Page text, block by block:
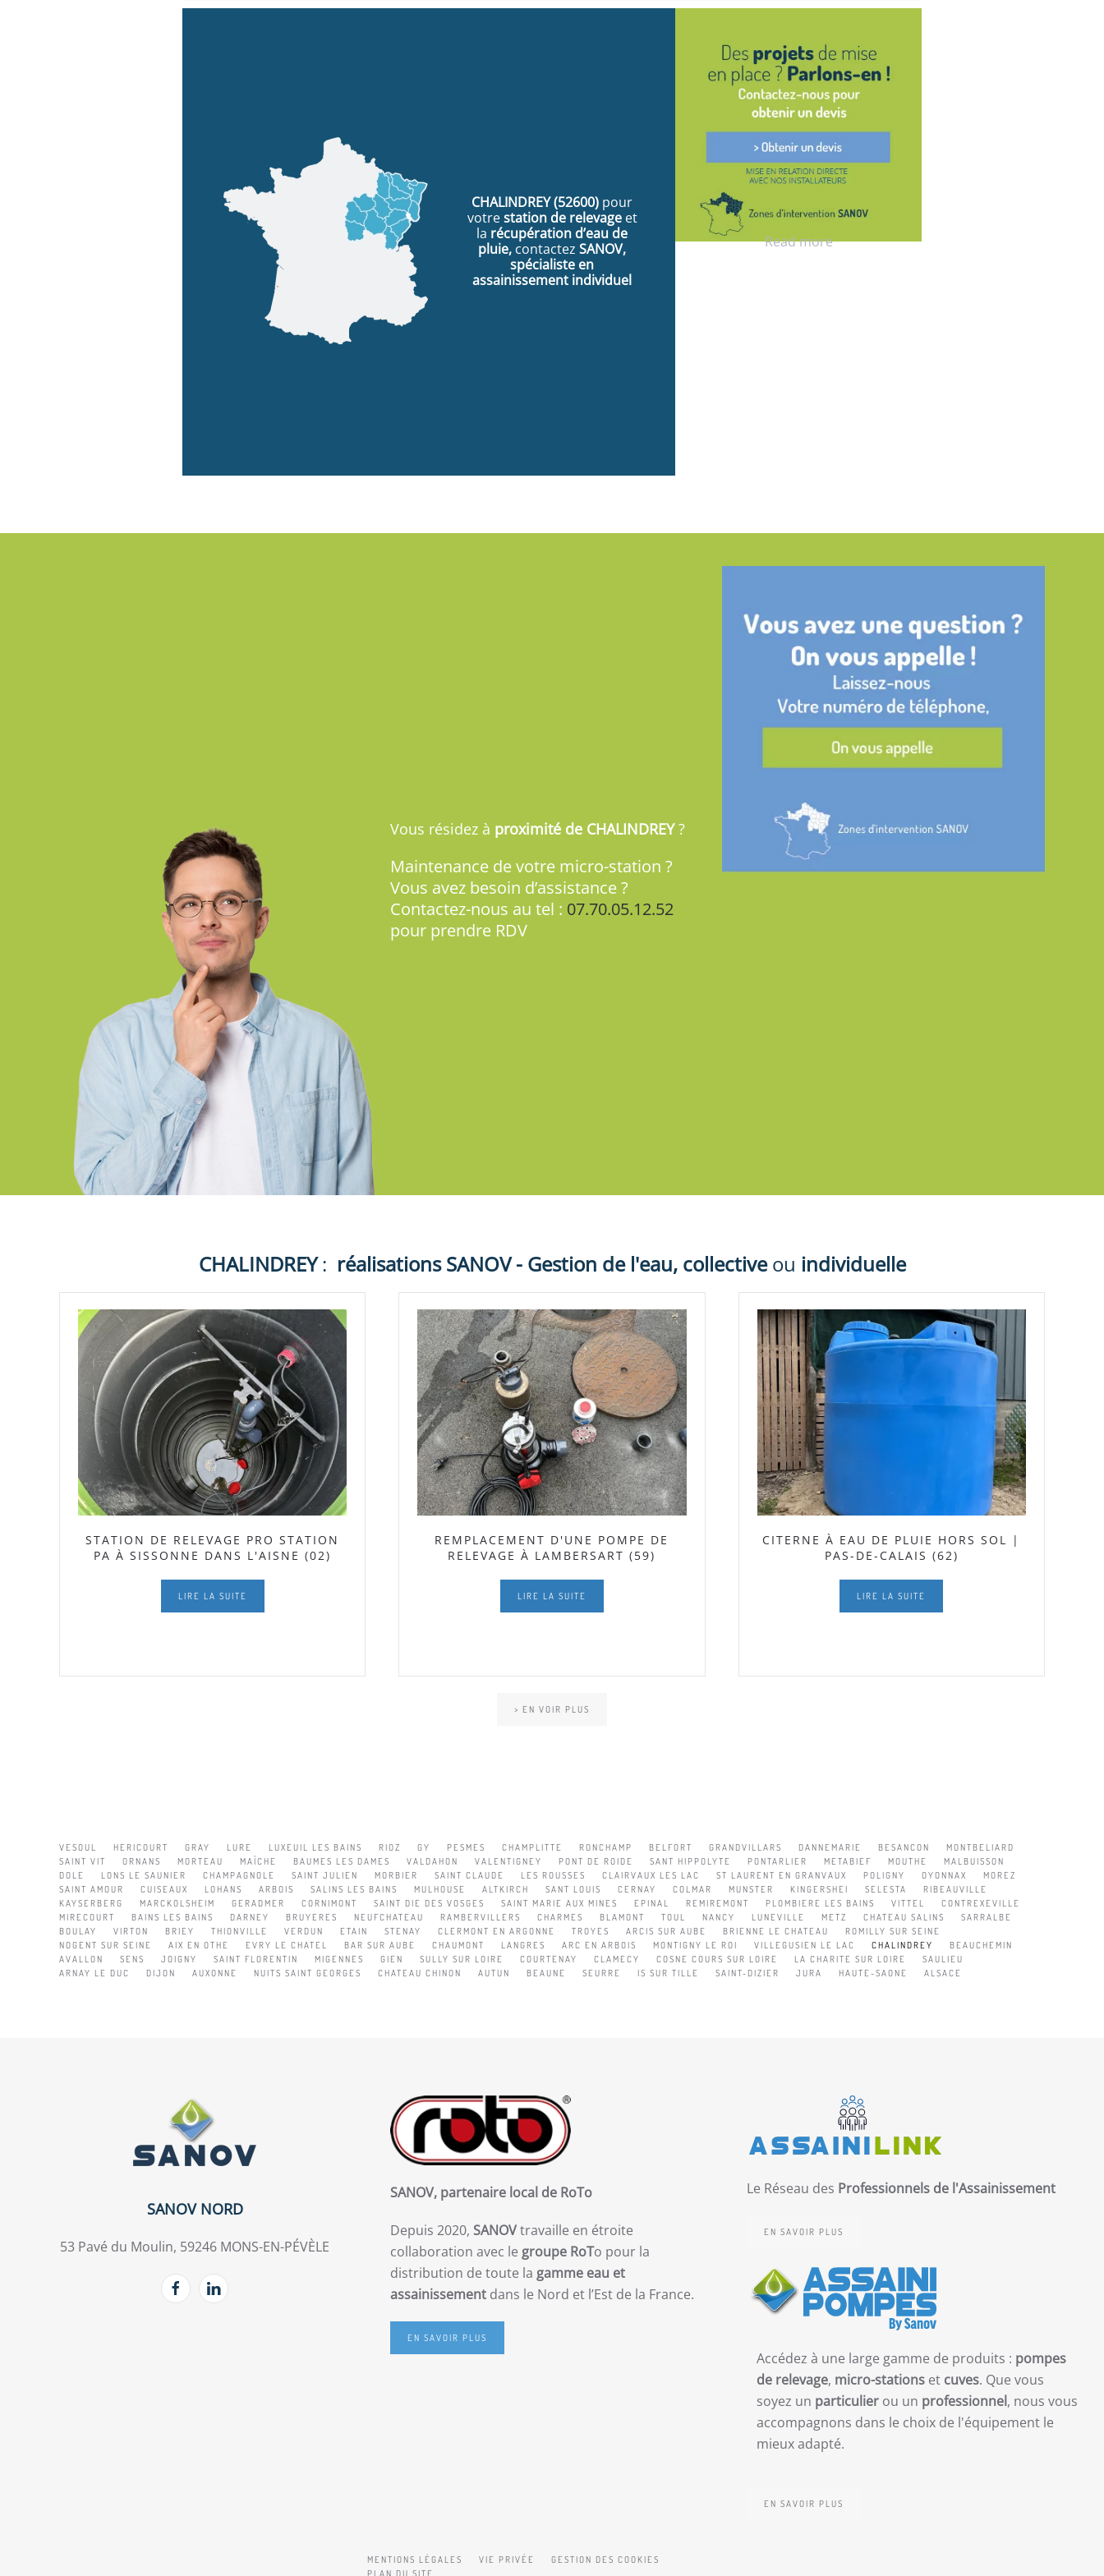
CHALINDREY(52600) pour
votrestation de relevageet
la récupération d’eau de
pluie, contactez SANOV,
spécialiste en
assainissement individuel
Read more
Vous résidez à proximité de CHALINDREY?
Maintenance de votre micro-station ?
Vous avez besoin d’assistance ?
Contactez-nous au tel : 07.70.05.12.52
pour prendre RDV
CHALINDREY: réalisationsSANOV - Gestion de l'eau, collectiveou individuelle
STATION DE RELEVAGE PRO STATION
PA À SISSONNE DANS L'AISNE (02)
LIRE LA SUITE
REMPLACEMENT D'UNE POMPE DE
RELEVAGE À LAMBERSART (59)
LIRE LA SUITE
CITERNE À EAU DE PLUIE HORS SOL |
PAS-DE-CALAIS (62)
LIRE LA SUITE
> EN VOIR PLUS
VESOUL HERICOURT GRAY LURE LUXEUIL LES BAINS RIOZ GY PESMES CHAMPLITTE RONCHAMP BELFORT GRANDVILLARS DANNEMARIE BESANCON
MONTBELIARD
SAINT VIT
ORNANS MORTEAU MAÎCHE BAUMES LES DAMES VALDAHON VALENTIGNEY PONT DE ROIDE SANT HIPPOLYTE PONTARLIER METABIEF MOUTHE
MALBUISSON
DOLE
LONS LE SAUNIER CHAMPAGNOLE SAINT JULIEN MORBIER SAINT CLAUDE LES ROUSSES CLAIRVAUX LES LAC ST LAURENT EN GRANVAUX POLIGNY OYONNAX
MOREZ
SAINT AMOUR
CUISEAUX LOHANS ARBOIS SALINS LES BAINS MULHOUSE ALTKIRCH SANT LOUIS CERNAY COLMAR MUNSTER KINGERSHEI SELESTA
RIBEAUVILLE
KAYSERBERG
MARCKOLSHEIM GERADMER CORNIMONT SAINT DIE DES VOSGES SAINT MARIE AUX MINES EPINAL REMIREMONT PLOMBIERE LES BAINS VITTEL
CONTREXEVILLE
MIRECOURT
BAINS LES BAINS DARNEY BRUYERES NEUFCHATEAU RAMBERVILLERS CHARMES BLAMONT TOUL NANCY LUNEVILLE METZ CHATEAU SALINS
SARRALBE
BOULAY
VIRTON BRIEY THIONVILLE VERDUN ETAIN STENAY CLERMONT EN ARGONNE TROYES ARCIS SUR AUBE BRIENNE LE CHATEAU
ROMILLY SUR SEINE
NOGENT SUR SEINE
AIX EN OTHE EVRY LE CHATEL BAR SUR AUBE CHAUMONT LANGRES ARC EN ARBOIS MONTIGNY LE ROI VILLEGUSIEN LE LAC CHALINDREY
BEAUCHEMIN
AVALLON
SENS JOIGNY SAINT FLORENTIN MIGENNES GIEN SULLY SUR LOIRE COURTENAY CLAMECY COSNE COURS SUR LOIRE LA CHARITE SUR LOIRE
SAULIEU
ARNAY LE DUC
DIJON AUXONNE NUITS SAINT GEORGES CHATEAU CHINON AUTUN BEAUNE SEURRE IS SUR TILLE SAINT-DIZIER JURA HAUTE-SAONE ALSACE
SANOV NORD
53 Pavé du Moulin, 59246 MONS-EN-PÉVÈLE
SANOV, partenaire local de RoTo
Depuis 2020, SANOVtravaille en étroite
collaboration avec le groupe RoTo pour la
distribution de toute la gamme eau et
assainissementdans le Nord et l’Est de la France.
EN SAVOIR PLUS
Le Réseau des Professionnels de l'Assainissement
EN SAVOIR PLUS
Accédez à une large gamme de produits : pompes
de relevage, micro-stations et cuves. Que vous
soyez un particulier ou un professionnel, nous vous
accompagnons dans le choix de l'équipement le
mieux adapté.
EN SAVOIR PLUS
MENTIONS LÉGALES VIE PRIVÉE
GESTION DES COOKIES
PLAN DU SITE